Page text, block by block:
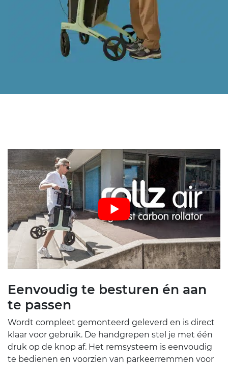
Eenvoudig te besturen én aan
te passen
Wordt compleet gemonteerd geleverd en is direct
klaar voor gebruik. De handgrepen stel je met één
druk op de knop af. Het remsysteem is eenvoudig
te bedienen en voorzien van parkeerremmen voor